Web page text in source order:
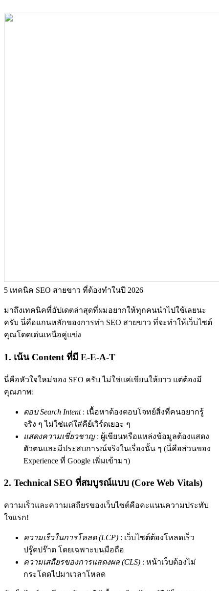
5 เทคนิค SEO สายขาว ที่ต้องทำในปี 2026
มาถึงเทคนิคที่อัปเดตล่าสุดที่ผมอยากให้ทุกคนนำไปใช้เลยนะ
ครับ นี่คือแกนหลักของการทำ SEO สายขาว ที่จะทำให้เว็บไซต์
คุณโดดเด่นเหนือคู่แข่ง
1. เน้น Content ที่มี E-E-A-T
นี่คือหัวใจใหม่ของ SEO ครับ ไม่ใช่แค่เขียนให้ยาว แต่ต้องมี
คุณภาพ:
ตอบ Search Intent: เนื้อหาต้องตอบโจทย์สิ่งที่คนอยากรู้
จริง ๆ ไม่ใช่แค่ใส่คีย์เวิร์ดเยอะ ๆ
แสดงความเชี่ยวชาญ: ผู้เขียนหรือแหล่งข้อมูลต้องแสดง
ตัวตนและมีประสบการณ์จริงในเรื่องนั้น ๆ (นี่คือส่วนของ
Experience ที่ Google เพิ่มเข้ามา)
2. Technical SEO ที่สมบูรณ์แบบ (Core Web Vitals)
ความเร็วและความเสถียรของเว็บไซต์คือคะแนนความประทับ
ใจแรก!
ความเร็วในการโหลด (LCP) : เว็บไซต์ต้องโหลดเร็ว
ปรู๊ดปร๊าด โดยเฉพาะบนมือถือ
ความเสถียรของการแสดงผล (CLS) : หน้าเว็บต้องไม่
กระโดดไปมาเวลาโหลด